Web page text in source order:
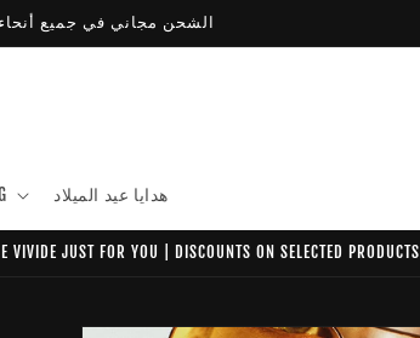
الشحن مجاني في جميع أنحاء
هدايا عيد الميلاد
VIVIDE JUST FOR YOU | DISCOUNTS ON SELECTED PRODUCTS